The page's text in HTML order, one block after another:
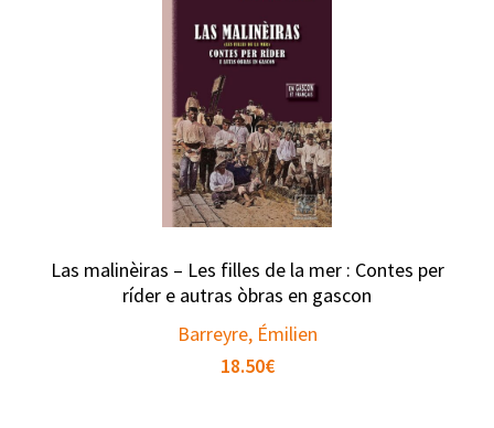
Las malinèiras – Les filles de la mer : Contes per
ríder e autras òbras en gascon
Barreyre, Émilien
18.50€